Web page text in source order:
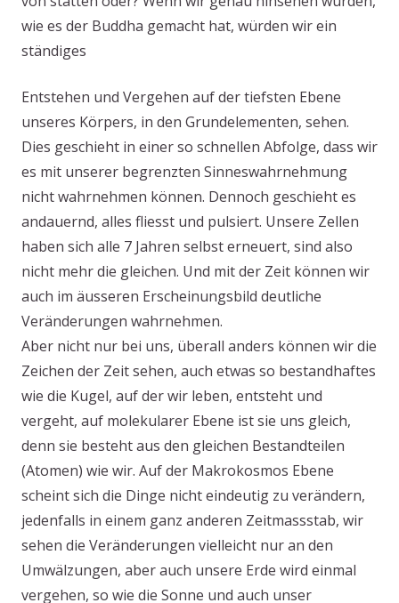
wie es der Buddha gemacht hat, würden wir ein
ständiges
Entstehen und Vergehen auf der tiefsten Ebene
unseres Körpers, in den Grundelementen, sehen.
Dies geschieht in einer so schnellen Abfolge, dass wir
es mit unserer begrenzten Sinneswahrnehmung
nicht wahrnehmen können. Dennoch geschieht es
andauernd, alles fliesst und pulsiert. Unsere Zellen
haben sich alle 7 Jahren selbst erneuert, sind also
nicht mehr die gleichen. Und mit der Zeit können wir
auch im äusseren Erscheinungsbild deutliche
Veränderungen wahrnehmen.
Aber nicht nur bei uns, überall anders können wir die
Zeichen der Zeit sehen, auch etwas so bestandhaftes
wie die Kugel, auf der wir leben, entsteht und
vergeht, auf molekularer Ebene ist sie uns gleich,
denn sie besteht aus den gleichen Bestandteilen
(Atomen) wie wir. Auf der Makrokosmos Ebene
scheint sich die Dinge nicht eindeutig zu verändern,
jedenfalls in einem ganz anderen Zeitmassstab, wir
sehen die Veränderungen vielleicht nur an den
Umwälzungen, aber auch unsere Erde wird einmal
vergehen, so wie die Sonne und auch unser